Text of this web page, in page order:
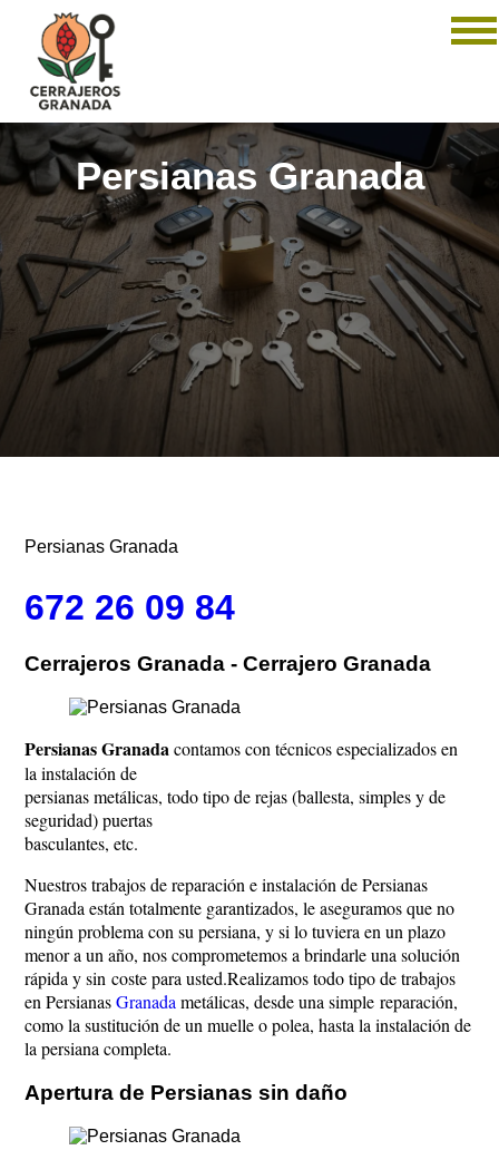
Persianas Granada
Persianas Granada
672 26 09 84
Cerrajeros Granada - Cerrajero Granada
Persianas Granadacontamos con técnicos especializados en
la instalación de
persianas metálicas, todo tipo de rejas (ballesta, simples y de
seguridad) puertas
basculantes, etc.
Nuestros trabajos de reparación e instalación dePersianas
Granada están totalmente garantizados, le aseguramos que no
ningún problema con su persiana, y si lo tuviera en un plazo
menora un año, nos comprometemos a brindarle una solución
rápida y sin coste para usted.Realizamos todo tipo de trabajos
en PersianasGranada metálicas, desde una simple reparación,
como la sustitución de un muelle o polea, hasta la instalación de
la persiana completa.
Apertura de Persianas sin daño